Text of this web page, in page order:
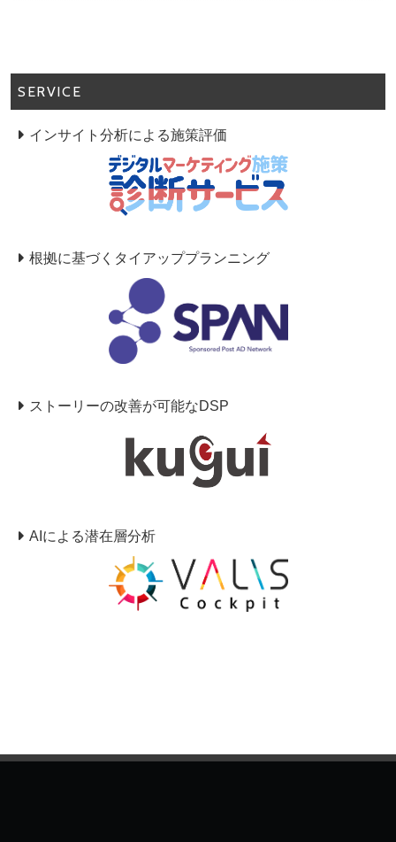
SERVICE
インサイト分析による施策評価
根拠に基づくタイアッププランニング
ストーリーの改善が可能なDSP
AIによる潜在層分析